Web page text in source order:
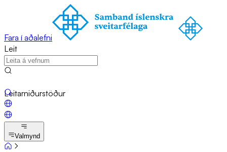
Fara í aðalefni
Leit
Leitarniðurstöður
Valmynd